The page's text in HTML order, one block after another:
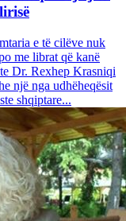
e të cilëve nuk
me librat që kanë
Dr. Rexhep Krasniqi
një nga udhëheqësit
shqiptare...